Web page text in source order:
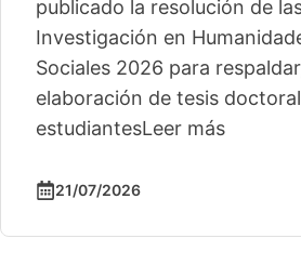
publicado la resolución de
Investigación en
Sociales 2026 para
elaboración de tesis
estudiantesLeer más
21/07/2026